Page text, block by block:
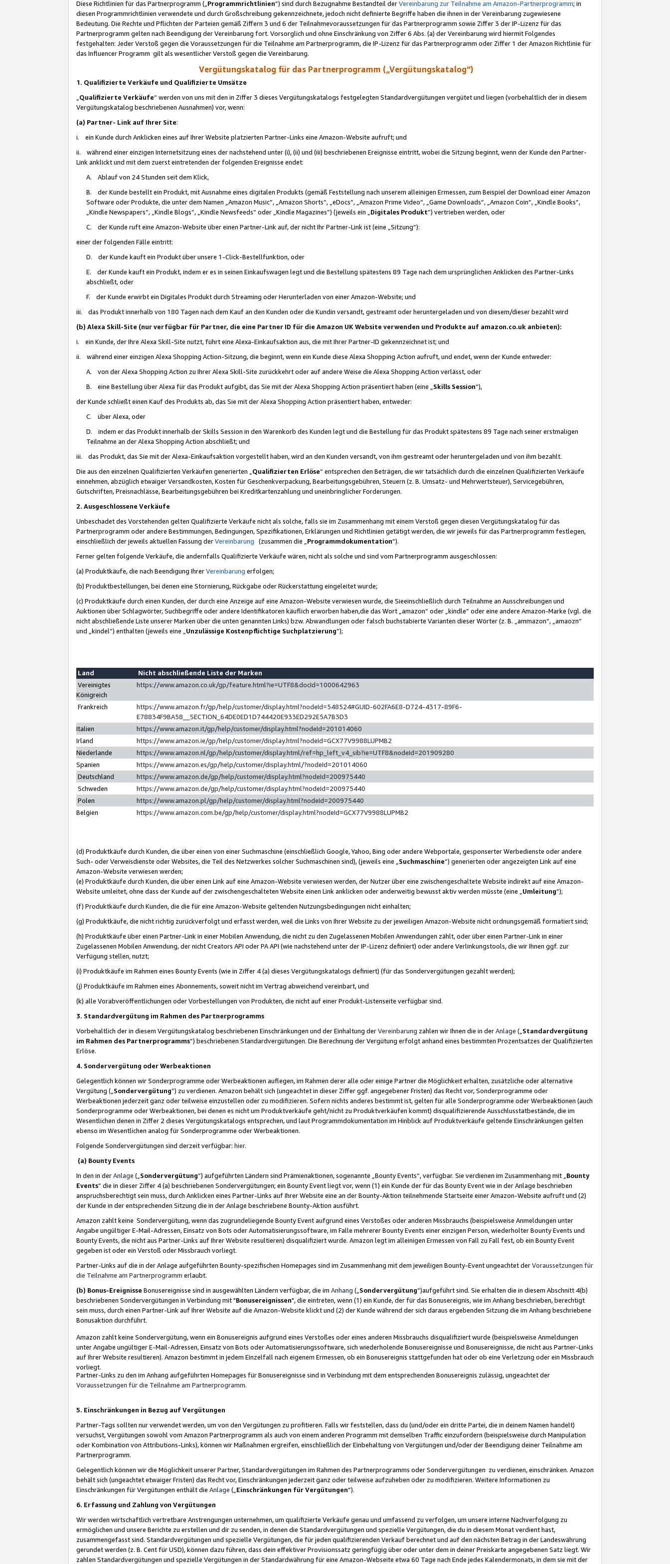
Diese Richtlinien für das Partnerprogramm („Programmrichtlinien“) sind durch Bezugnahme Bestandteil derVereinbarung zur Teilnahme am Amazon-Partnerprogramm; in
diesen Programmrichtlinien verwendete und durch Großschreibung gekennzeichnete, jedoch nicht definierte Begriffe haben die ihnen in der Vereinbarung zugewiesene
Bedeutung. Die Rechte und Pflichten der Parteien gemäß Ziffern 3 und 6 der Teilnahmevoraussetzungen für das Partnerprogramm sowie Ziffer 3 der IP-Lizenz für das
Partnerprogramm gelten nach Beendigung der Vereinbarung fort. Vorsorglich und ohne Einschränkung von Ziffer 6 Abs. (a) der Vereinbarung wird hiermit Folgendes
festgehalten: Jeder Verstoß gegen die Voraussetzungen für die Teilnahme am Partnerprogramm, die IP-Lizenz für das Partnerprogramm oder Ziffer 1 der Amazon Richtlinie für
das Influencer Programm gilt als wesentlicher Verstoß gegen die Vereinbarung.
Vergütungskatalog für das Partnerprogramm („Vergütungskatalog“)
1. Qualifizierte Verkäufe und Qualifizierte Umsätze
Qualifizierte Verkäufe“ werden von uns mit den in Ziffer 3 dieses Vergütungskatalogs festgelegten Standardvergütungen vergütet und liegen (vorbehaltlich der in diesem
Vergütungskatalog beschriebenen Ausnahmen) vor, wenn:
(a) Partner- Link auf Ihrer Site:
i. ein Kunde durch Anklicken eines auf Ihrer Website platzierten Partner-Links eine Amazon-Website aufruft; und
ii. während einer einzigen Internetsitzung eines der nachstehend unter (i), (ii) und (iii) beschriebenen Ereignisse eintritt, wobei die Sitzung beginnt, wenn der Kunde den Partner-
Link anklickt und mit dem zuerst eintretenden der folgenden Ereignisse endet:
A. Ablauf von 24 Stunden seit dem Klick,
B. der Kunde bestellt ein Produkt, mit Ausnahme eines digitalen Produkts (gemäß Feststellung nach unserem alleinigen Ermessen, zum Beispiel der Download einer Amazon
Software oder Produkte, die unter dem Namen „Amazon Music“, „Amazon Shorts“, „eDocs“, „Amazon Prime Video“, „Game Downloads“, „Amazon Coin“, „Kindle Books“,
„Kindle Newspapers“, „Kindle Blogs“, „Kindle Newsfeeds“ oder „Kindle Magazines“) (jeweils ein „ Digitales Produkt“) vertrieben werden, oder
C. der Kunde ruft eine Amazon-Website über einen Partner-Link auf, der nicht Ihr Partner-Link ist (eine „Sitzung“):
einer der folgenden Fälle eintritt:
D. der Kunde kauft ein Produkt über unsere 1-Click-Bestellfunktion, oder
E. der Kunde kauft ein Produkt, indem er es in seinen Einkaufswagen legt und die Bestellung spätestens 89 Tage nach dem ursprünglichen Anklicken des Partner-Links
abschließt, oder
F. der Kunde erwirbt ein Digitales Produkt durch Streaming oder Herunterladen von einer Amazon-Website; und
iii. das Produkt innerhalb von 180 Tagen nach dem Kauf an den Kunden oder die Kundin versandt, gestreamt oder heruntergeladen und von diesem/dieser bezahlt wird
(b) Alexa Skill-Site (nur verfügbar für Partner, die eine Partner ID für die Amazon UK Website verwenden und Produkte auf amazon.co.uk anbieten):
i. ein Kunde, der Ihre Alexa Skill-Site nutzt, führt eine Alexa-Einkaufsaktion aus, die mit Ihrer Partner-ID gekennzeichnet ist; und
ii. während einer einzigen Alexa Shopping Action-Sitzung, die beginnt, wenn ein Kunde diese Alexa Shopping Action aufruft, und endet, wenn der Kunde entweder:
A. von der Alexa Shopping Action zu Ihrer Alexa Skill-Site zurückkehrt oder auf andere Weise die Alexa Shopping Action verlässt, oder
B. eine Bestellung über Alexa für das Produkt aufgibt, das Sie mit der Alexa Shopping Action präsentiert haben (eine „ Skills Session“),
der Kunde schließt einen Kauf des Produkts ab, das Sie mit der Alexa Shopping Action präsentiert haben, entweder:
C. über Alexa, oder
D. indem er das Produkt innerhalb der Skills Session in den Warenkorb des Kunden legt und die Bestellung für das Produkt spätestens 89 Tage nach seiner erstmaligen
Teilnahme an der Alexa Shopping Action abschließt; und
iii. das Produkt, das Sie mit der Alexa-Einkaufsaktion vorgestellt haben, wird an den Kunden versandt, von ihm gestreamt oder heruntergeladen und von ihm bezahlt.
Die aus den einzelnen Qualifizierten Verkäufen generierten „ Qualifizierten Erlöse“ entsprechen den Beträgen, die wir tatsächlich durch die einzelnen Qualifizierten Verkäufe
einnehmen, abzüglich etwaiger Versandkosten, Kosten für Geschenkverpackung, Bearbeitungsgebühren, Steuern (z. B. Umsatz- und Mehrwertsteuer), Servicegebühren,
Gutschriften, Preisnachlässe, Bearbeitungsgebühren bei Kreditkartenzahlung und uneinbringlicher Forderungen.
2. Ausgeschlossene Verkäufe
Unbeschadet des Vorstehenden gelten Qualifizierte Verkäufe nicht als solche, falls sie im Zusammenhang mit einem Verstoß gegen diesen Vergütungskatalog für das
Partnerprogramm oder andere Bestimmungen, Bedingungen, Spezifikationen, Erklärungen und Richtlinien getätigt werden, die wir jeweils für das Partnerprogramm festlegen,
einschließlich der jeweils aktuellen Fassung derVereinbarung (zusammen die „ Programmdokumentation“).
Ferner gelten folgende Verkäufe, die andernfalls Qualifizierte Verkäufe wären, nicht als solche und sind vom Partnerprogramm ausgeschlossen:
(a) Produktkäufe, die nach Beendigung IhrerVereinbarung erfolgen;
(b) Produktbestellungen, bei denen eine Stornierung, Rückgabe oder Rückerstattung eingeleitet wurde;
(c) Produktkäufe durch einen Kunden, der durch eine Anzeige auf eine Amazon-Website verwiesen wurde, die Sieeinschließlich durch Teilnahme an Ausschreibungen und
Auktionen über Schlagwörter, Suchbegriffe oder andere Identifikatoren käuflich erworben haben,die das Wort „amazon“ oder „kindle“ oder eine andere Amazon-Marke (vgl. die
nicht abschließende Liste unserer Marken über die unten genannten Links) bzw. Abwandlungen oder falsch buchstabierte Varianten dieser Wörter (z. B. „ammazon“, „amaozn“
und „kindel“) enthalten (jeweils eine „ Unzulässige Kostenpflichtige Suchplatzierung”);
Land
Nicht abschließende Liste der Marken
Vereinigtes
Königreich
https://www.amazon.co.uk/gp/feature.html?ie=UTF8&docId=1000642963
Frankreich
https://www.amazon.fr/gp/help/customer/display.html?nodeId=548524#GUID-602FA6E8-D724-4317-89F6-
E78834F9BA58__SECTION_64DE0ED1D744420E933ED292E5A7B3D3
Italien
https://www.amazon.it/gp/help/customer/display.html?nodeId=201014060
Irland
https://www.amazon.ie/gp/help/customer/display.html?nodeId=GCX77V9988LUPMB2
Niederlande
https://www.amazon.nl/gp/help/customer/display.html/ref=hp_left_v4_sib?ie=UTF8&nodeId=201909280
Spanien
https://www.amazon.es/gp/help/customer/display.html/?nodeId=201014060
Deutschland
https://www.amazon.de/gp/help/customer/display.html?nodeId=200975440
Schweden
https://www.amazon.de/gp/help/customer/display.html?nodeId=200975440
Polen
https://www.amazon.pl/gp/help/customer/display.html?nodeId=200975440
Belgien
https://www.amazon.com.be/gp/help/customer/display.html?nodeId=GCX77V9988LUPMB2
(d) Produktkäufe durch Kunden, die über einen von einer Suchmaschine (einschließlich Google, Yahoo, Bing oder andere Webportale, gesponserter Werbedienste oder andere
Such- oder Verweisdienste oder Websites, die Teil des Netzwerkes solcher Suchmaschinen sind), (jeweils eine „ Suchmaschine“) generierten oder angezeigten Link auf eine
Amazon-Website verwiesen werden;
(e) Produktkäufe durch Kunden, die über einen Link auf eine Amazon-Website verwiesen werden, der Nutzer über eine zwischengeschaltete Website indirekt auf eine Amazon-
Website umleitet, ohne dass der Kunde auf der zwischengeschalteten Website einen Link anklicken oder anderweitig bewusst aktiv werden müsste (eine „ Umleitung“);
(f) Produktkäufe durch Kunden, die die für eine Amazon-Website geltenden Nutzungsbedingungen nicht einhalten;
(g) Produktkäufe, die nicht richtig zurückverfolgt und erfasst werden, weil die Links von Ihrer Website zu der jeweiligen Amazon-Website nicht ordnungsgemäß formatiert sind;
(h) Produktkäufe über einen Partner-Link in einer Mobilen Anwendung, die nicht zu den Zugelassenen Mobilen Anwendungen zählt, oder über einen Partner-Link in einer
Zugelassenen Mobilen Anwendung, der nicht Creators API oder PA API (wie nachstehend unter der IP-Lizenz definiert) oder andere Verlinkungstools, die wir Ihnen ggf. zur
Verfügung stellen, nutzt;
(i) Produktkäufe im Rahmen eines Bounty Events (wie in Ziffer 4 (a) dieses Vergütungskatalogs definiert) (für das Sondervergütungen gezahlt werden);
(j) Produktkäufe im Rahmen eines Abonnements, soweit nicht im Vertrag abweichend vereinbart, und
(k) alle Vorabveröffentlichungen oder Vorbestellungen von Produkten, die nicht auf einer Produkt-Listenseite verfügbar sind.
3. Standardvergütung im Rahmen des Partnerprogramms
Vorbehaltlich der in diesem Vergütungskatalog beschriebenen Einschränkungen und der Einhaltung derVereinbarung zahlen wir Ihnen die in derAnlage („ Standardvergütung
im Rahmen des Partnerprogramms“) beschriebenen Standardvergütungen. Die Berechnung der Vergütung erfolgt anhand eines bestimmten Prozentsatzes der Qualifizierten
Erlöse.
4. Sondervergütung oder Werbeaktionen
Gelegentlich können wir Sonderprogramme oder Werbeaktionen auflegen, im Rahmen derer alle oder einige Partner die Möglichkeit erhalten, zusätzliche oder alternative
Vergütung („ Sondervergütung”) zu verdienen. Amazon behält sich (ungeachtet in dieser Ziffer ggf. angegebener Fristen) das Recht vor, Sonderprogramme oder
Werbeaktionen jederzeit ganz oder teilweise einzustellen oder zu modifizieren. Sofern nichts anderes bestimmt ist, gelten für alle Sonderprogramme oder Werbeaktionen (auch
Sonderprogramme oder Werbeaktionen, bei denen es nicht um Produktverkäufe geht/nicht zu Produktverkäufen kommt) disqualifizierende Ausschlusstatbestände, die im
Wesentlichen denen in Ziffer 2 dieses Vergütungskatalogs entsprechen, und laut Programmdokumentation im Hinblick auf Produktverkäufe geltende Einschränkungen gelten
ebenso im Wesentlichen analog für Sonderprogramme oder Werbeaktionen.
Folgende Sondervergütungen sind derzeit verfügbar: hier.
(a) Bounty Events
In den in derAnlage („ Sondervergütung“) aufgeführten Ländern sind Prämienaktionen, sogenannte „Bounty Events“, verfügbar. Sie verdienen im Zusammenhang mit „ Bounty
Events“ die in dieser Ziffer 4 (a) beschriebenen Sondervergütungen; ein Bounty Event liegt vor, wenn (1) ein Kunde der für das Bounty Event wie in der Anlage beschrieben
anspruchsberechtigt sein muss, durch Anklicken eines Partner-Links auf Ihrer Website eine an der Bounty-Aktion teilnehmende Startseite einer Amazon-Website aufruft und (2)
der Kunde in der entsprechenden Sitzung die in der Anlage beschriebene Bounty-Aktion ausführt.
Amazon zahlt keine Sondervergütung, wenn das zugrundeliegende Bounty Event aufgrund eines Verstoßes oder anderen Missbrauchs (beispielsweise Anmeldungen unter
Angabe ungültiger E-Mail-Adressen, Einsatz von Bots oder Automatisierungssoftware, im Falle mehrerer Bounty Events einer einzigen Person, wiederholter Bounty Events und
Bounty Events, die nicht aus Partner-Links auf Ihrer Website resultieren) disqualifiziert wurde. Amazon legt im alleinigen Ermessen von Fall zu Fall fest, ob ein Bounty Event
gegeben ist oder ein Verstoß oder Missbrauch vorliegt.
Partner-Links auf die in der Anlage aufgeführten Bounty-spezifischen Homepages sind im Zusammenhang mit dem jeweiligen Bounty-Event ungeachtet derVoraussetzungen für
die Teilnahme am Partnerprogramm erlaubt.
(b) Bonus-Ereignisse Bonusereignisse sind in ausgewählten Ländern verfügbar, die im Anhang („ Sondervergütung“)aufgeführt sind. Sie erhalten die in diesem Abschnitt 4(b)
beschriebenen Sondervergütungen in Verbindung mit "Bonusereignissen", die eintreten, wenn (1) ein Kunde, der für das Bonusereignis, wie im Anhang beschrieben, berechtigt
sein muss, durch einen Partner-Link auf Ihrer Website auf die Amazon-Website klickt und (2) der Kunde während der sich daraus ergebenden Sitzung die im Anhang beschriebene
Bonusaktion durchführt.
Amazon zahlt keine Sondervergütung, wenn ein Bonusereignis aufgrund eines Verstoßes oder eines anderen Missbrauchs disqualifiziert wurde (beispielsweise Anmeldungen
unter Angabe ungültiger E-Mail-Adressen, Einsatz von Bots oder Automatisierungssoftware, sich wiederholende Bonusereignisse und Bonusereignisse, die nicht aus Partner-Links
auf Ihrer Website resultieren). Amazon bestimmt in jedem Einzelfall nach eigenem Ermessen, ob ein Bonusereignis stattgefunden hat oder ob eine Verletzung oder ein Missbrauch
vorliegt.
Partner-Links zu den im Anhang aufgeführten Homepages für Bonusereignisse sind in Verbindung mit dem entsprechenden Bonusereignis zulässig, ungeachtet der
Voraussetzungen für die Teilnahme am Partnerprogramm.
5. Einschränkungen in Bezug auf Vergütungen
Partner-Tags sollten nur verwendet werden, um von den Vergütungen zu profitieren. Falls wir feststellen, dass du (und/oder ein dritte Partei, die in deinem Namen handelt)
versuchst, Vergütungen sowohl vom Amazon Partnerprogramm als auch von einem anderen Programm mit demselben Traffic einzufordern (beispielsweise durch Manipulation
oder Kombination von Attributions-Links), können wir Maßnahmen ergreifen, einschließlich der Einbehaltung von Vergütungen und/oder der Beendigung deiner Teilnahme am
Partnerprogramm.
Gelegentlich können wir die Möglichkeit unserer Partner, Standardvergütungen im Rahmen des Partnerprogramms oder Sondervergütungen zu verdienen, einschränken. Amazon
behält sich (ungeachtet etwaiger Fristen) das Recht vor, Einschränkungen jederzeit ganz oder teilweise aufzuheben oder zu modifizieren. Weitere Informationen zu
Einschränkungen für Vergütungen enthält die Anlage („ Einschränkungen für Vergütungen“).
6. Erfassung und Zahlung von Vergütungen
Wir werden wirtschaftlich vertretbare Anstrengungen unternehmen, um qualifizierte Verkäufe genau und umfassend zu verfolgen, um unsere interne Nachverfolgung zu
ermöglichen und unsere Berichte zu erstellen und dir zu senden, in denen die Standardvergütungen und spezielle Vergütungen, die du in diesem Monat verdient hast,
zusammengefasst sind. Standardvergütungen und spezielle Vergütungen, die für jeden qualifizierenden Verkauf berechnet und auf den nächsten Betrag in der Landeswährung
gerundet werden (z. B. Cent für USD), können dazu führen, dass dein effektiver Provisionssatz geringfügig über oder unter dem in deiner Preiskarte angegebenen Satz liegt. Wir
zahlen Standardvergütungen und spezielle Vergütungen in der Standardwährung für eine Amazon-Webseite etwa 60 Tage nach Ende jedes Kalendermonats, in dem sie mit der